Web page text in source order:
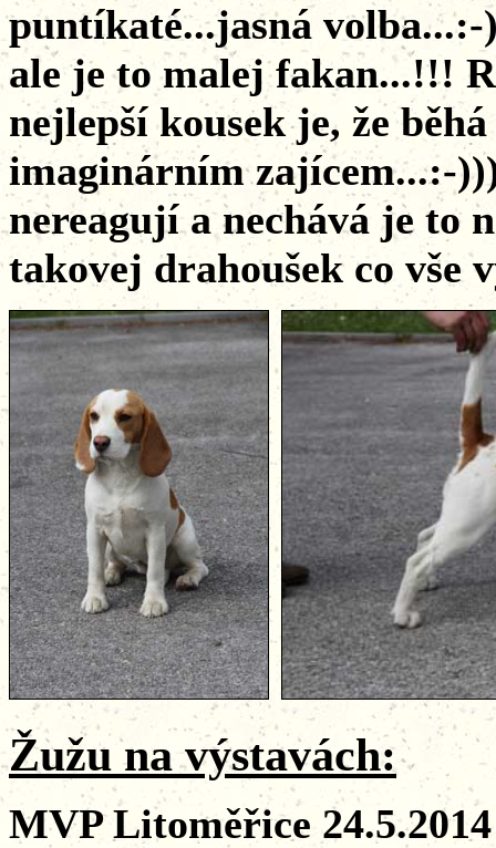
puntíkaté...jasná
ale je to malej fakan...!!!
nejlepší kousek je, že
imaginárním zajícem...:-
nereagují a nechává je to
takovej drahoušek co vše
Žužu na výstavách:
MVP Litoměřice